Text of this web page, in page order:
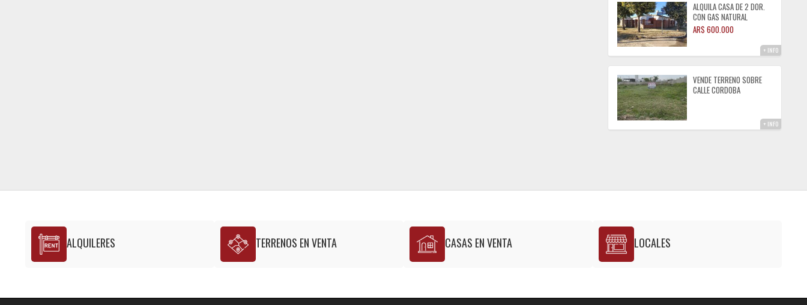
ALQUILA CASA DE 2 DOR.
CON GAS NATURAL
ALMAFUERTE
AR$ 600.000
+ INFO
VENDE TERRENO SOBRE
CALLE CORDOBA
+ INFO
ALQUILERES TERRENOS EN VENTA CASAS EN VENTA LOCALES